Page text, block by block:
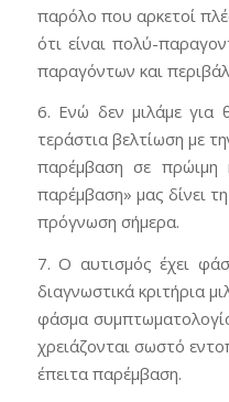
παρόλο που αρκετοί
ότι είναι πολύ-
παραγόντων και
6. Ενώ δεν μιλάμε για
τεράστια βελτίωση με
παρέμβαση σε πρώιμη
παρέμβαση» μας δίνει
πρόγνωση σήμερα.
7. Ο αυτισμός έχει
διαγνωστικά κριτήρια
φάσμα
χρειάζονται σωστό
έπειτα παρέμβαση.